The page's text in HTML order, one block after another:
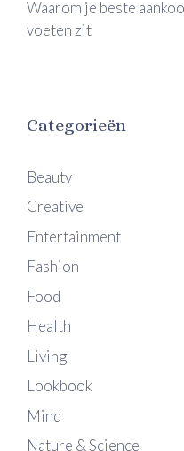
Waarom je beste
voeten zit
Categorieën
Beauty
Creative
Entertainment
Fashion
Food
Health
Living
Lookbook
Mind
Nature & Science